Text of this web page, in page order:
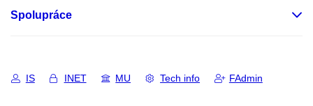
Spolupráce
IS INET MU Tech info FAdmin